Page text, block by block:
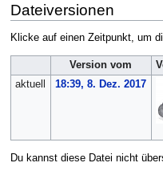
Dateiversionen
Klicke auf einen Zeitpunkt, um
Version vom
aktuell
18:39, 8. Dez. 2017
Du kannst diese Datei nicht